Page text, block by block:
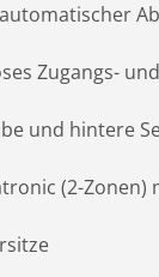
Zugangs-
und hintere
(2-